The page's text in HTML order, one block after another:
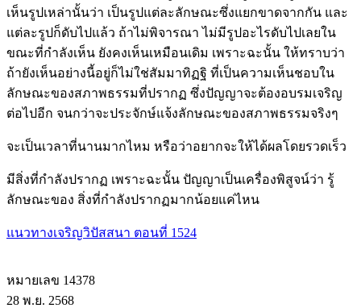
เห็นรูปเหล่านั้นว่า เป็นรูปแต่ละลักษณะซึ่งแยกขาดจากกัน และ
แต่ละรูปก็ดับไปแล้ว ถ้าไม่พิจารณา ไม่มีรูปอะไรดับไปเลยใน
ขณะที่กำลังเห็น ยังคงเห็นเหมือนเดิม เพราะฉะนั้น ให้ทราบว่า
ถ้ายังเห็นอย่างนี้อยู่ก็ไม่ใช่สัมมาทิฏฐิ ที่เป็นความเห็นชอบใน
ลักษณะของสภาพธรรมที่ปรากฏ ซึ่งปัญญาจะต้องอบรมเจริญ
ต่อไปอีก จนกว่าจะประจักษ์แจ้งลักษณะของสภาพธรรมจริงๆ
จะเป็นเวลาที่นานมากไหม หรือว่าอยากจะให้ได้ผลโดยรวดเร็ว
มีสิ่งที่กำลังปรากฏ เพราะฉะนั้น ปัญญาเป็นเครื่องพิสูจน์ว่า รู้
ลักษณะของ สิ่งที่กำลังปรากฏมากน้อยแค่ไหน
แนวทางเจริญวิปัสสนา ตอนที่ 1524
หมายเลข 14378
28 พ.ย. 2568